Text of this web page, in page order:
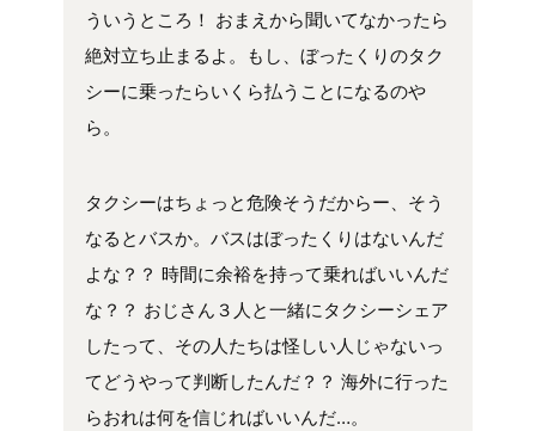
ういうところ！ おまえから聞いてなかったら
絶対立ち止まるよ。もし、ぼったくりのタク
シーに乗ったらいくら払うことになるのや
ら。
タクシーはちょっと危険そうだからー、そう
なるとバスか。バスはぼったくりはないんだ
よな？？ 時間に余裕を持って乗ればいいんだ
な？？ おじさん３人と一緒にタクシーシェア
したって、その人たちは怪しい人じゃないっ
てどうやって判断したんだ？？ 海外に行った
らおれは何を信じればいいんだ…。